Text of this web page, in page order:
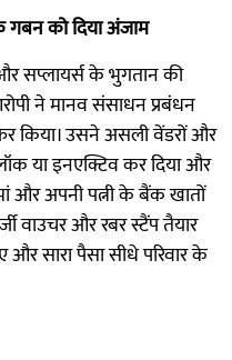
गबन को दिया अंजाम
सप्लायर्स के भुगतान की
ने मानव संसाधन प्रबंधन
किया। उसने असली वेंडरों और
या इनएक्टिव कर दिया और
और अपनी पत्नी के बैंक खातों
वाउचर और रबर स्टैंप तैयार
सारा पैसा सीधे परिवार के